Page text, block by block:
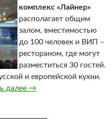
комплекс «Лайнер»
располагает общим
залом, вместимостью
до 100 человек и ВИП –
рестораном, где могут
разместиться 30 гостей.
и европейской кухни.
далее Развлекательный
→